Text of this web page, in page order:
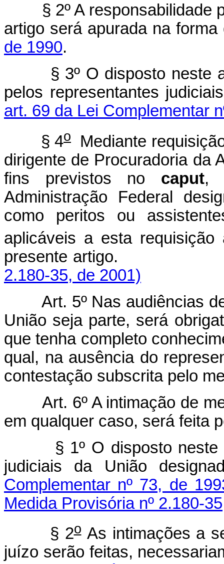
§ 2º A responsabilidade
artigo será apurada na
de 1990.
§ 3º O disposto neste
pelos representantes
art. 69 da Lei Complementar
§ 4o
Mediante
dirigente de Procuradoria da
fins previstos no caput,
Administração Federal
como peritos ou
aplicáveis a esta
presente
2.180-35, de 2001)
Art. 5º Nas audiências
União seja parte, será
que tenha completo
qual, na ausência do
contestação subscrita pelo
Art. 6º A intimação de
em qualquer caso, será feita
§ 1º O disposto
judiciais da União
Complementar nº 73, de
Medida Provisória nº 2.180-
§ 2o As intimações a
juízo serão feitas,